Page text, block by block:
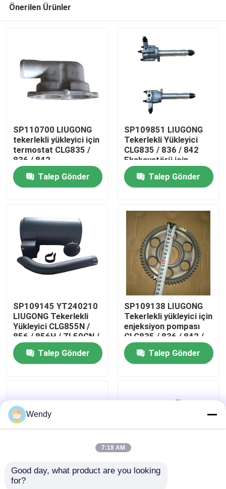
Ürünler
videolar
Fabrika turu
Kalite kontrol
Haberler
Blog
Önerilen Ürünler
SP110700 LIUGONG
tekerlekli yükleyici için
termostat CLG835 /
836 / 842
sınıflandırıcı/yol yuvası
CLG418 / 4180D / 612
/ 614
Talep Gönder
SP109851 LIUGONG
Tekerlekli Yükleyici
CLG835 / 836 / 842
Ekskavatörü için
Petrol Pompası
CLG920C / D / 922D /
925D
Talep Gönder
SP109145 YT240210
LIUGONG Tekerlekli
Yükleyici CLG855N /
856 / 856H / ZL50CN /
50CN-LNG Kazıcı
CLG920C/D Silencer
Assembly CLG418
Talep Gönder
SP109138 LIUGONG
Tekerlekli yükleyici için
enjeksiyon pompası
CLG835 / 836 / 842 /
855N / 856 / 856H
Kazı makinesi
CLG920C / D / 922D /
Talep Gönder
SP107104 LIUGONG
Wendy
7:18 AM
Good day, what product are you looking
for?